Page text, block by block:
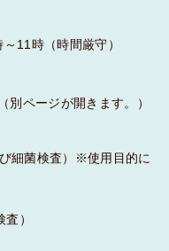
11時（時間厳守）
別ページが開きます。）
細菌検査）※使用目的に
）